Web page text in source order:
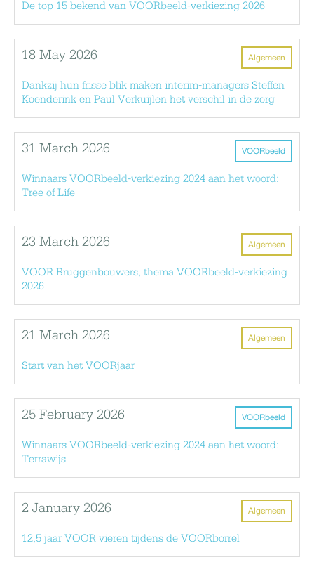
De top 15 bekend van VOORbeeld-verkiezing 2026
Algemeen
18 May 2026
Dankzij hun frisse blik maken interim-managers Steffen
Koenderink en Paul Verkuijlen het verschil in de zorg
VOORbeeld
31 March 2026
Winnaars VOORbeeld-verkiezing 2024 aan het woord:
Tree of Life
Algemeen
23 March 2026
VOOR Bruggenbouwers, thema VOORbeeld-verkiezing
2026
Algemeen
21 March 2026
Start van het VOORjaar
VOORbeeld
25 February 2026
Winnaars VOORbeeld-verkiezing 2024 aan het woord:
Terrawijs
Algemeen
2 January 2026
12,5 jaar VOOR vieren tijdens de VOORborrel